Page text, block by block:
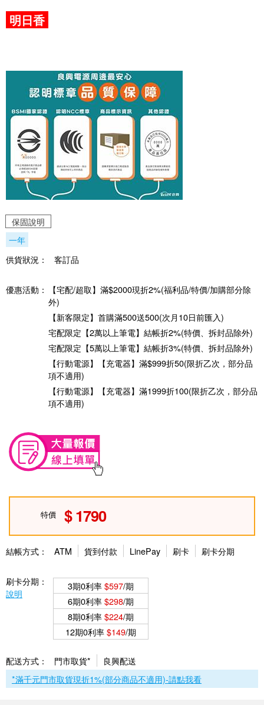
明日香
保固說明
一年
供貨狀況：
客訂品
優惠活動：
【宅配/超取】滿$2000現折2%(福利品/特價/加購部分除
外)
【新客限定】首購滿500送500(次月10日前匯入)
宅配限定【2萬以上筆電】結帳折2%(特價、拆封品除外)
宅配限定【5萬以上筆電】結帳折3%(特價、拆封品除外)
【行動電源】【充電器】滿$999折50(限折乙次，部分品
項不適用)
【行動電源】【充電器】滿1999折100(限折乙次，部分品
項不適用)
特價 1790
結帳方式： ATM 貨到付款 LinePay 刷卡 刷卡分期
刷卡分期：
說明
3期0利率$597/期
6期0利率$298/期
8期0利率$224/期
12期0利率$149/期
配送方式： 門市取貨*
良興配送
*滿千元門市取貨現折1%(部分商品不適用)-請點我看